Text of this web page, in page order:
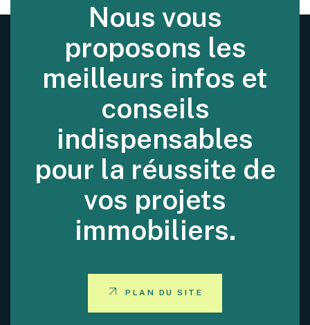
Nous vous
proposons les
meilleurs infos et
conseils
indispensables
pour la réussite de
vos projets
immobiliers.
PLAN DU SITE